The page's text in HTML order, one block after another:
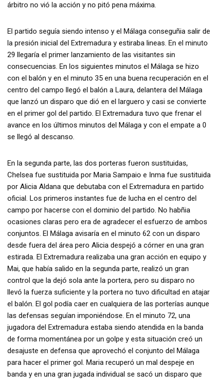
árbitro no vió la acción y no pitó pena máxima.
El partido seguía siendo intenso y el Málaga conseguñia salir de
la presión inicial del Extremadura y estiraba lineas. En el minuto
29 llegaría el primer lanzamiento de las visitantes sin
consecuencias. En los siguientes minutos el Málaga se hizo
con el balón y en el minuto 35 en una buena recuperación en el
centro del campo llegó el balón a Laura, delantera del Málaga
que lanzó un disparo que dió en el larguero y casi se convierte
en el primer gol del partido. El Extremadura tuvo que frenar el
avance en los últimos minutos del Málaga y con el empate a 0
se llegó al descanso.
En la segunda parte, las dos porteras fueron sustituidas,
Chelsea fue sustituida por Maria Sampaio e Inma fue sustituida
por Alicia Aldana que debutaba con el Extremadura en partido
oficial. Los primeros instantes fue de lucha en el centro del
campo por hacerse con el dominio del partido. No habñia
ocasiones claras pero era de agradecer el esfuerzo de ambos
conjuntos. El Málaga avisaría en el minuto 62 con un disparo
desde fuera del área pero Alicia despejó a córner en una gran
estirada. El Extremadura realizaba una gran acción en equipo y
Mai, que había salido en la segunda parte, realizó un gran
control que la dejó sola ante la portera, pero su disparo no
llevó la fuerza suficiente y la portera no tuvo dificultad en atajar
el balón. El gol podía caer en cualquiera de las porterías aunque
las defensas seguían imponiéndose. En el minuto 72, una
jugadora del Extremadura estaba siendo atendida en la banda
de forma momentánea por un golpe y esta situación creó un
desajuste en defensa que aprovechó el conjunto del Málaga
para hacer el primer gol. Maria recuperó un mal despeje en
banda y en una gran jugada individual se sacó un disparo que